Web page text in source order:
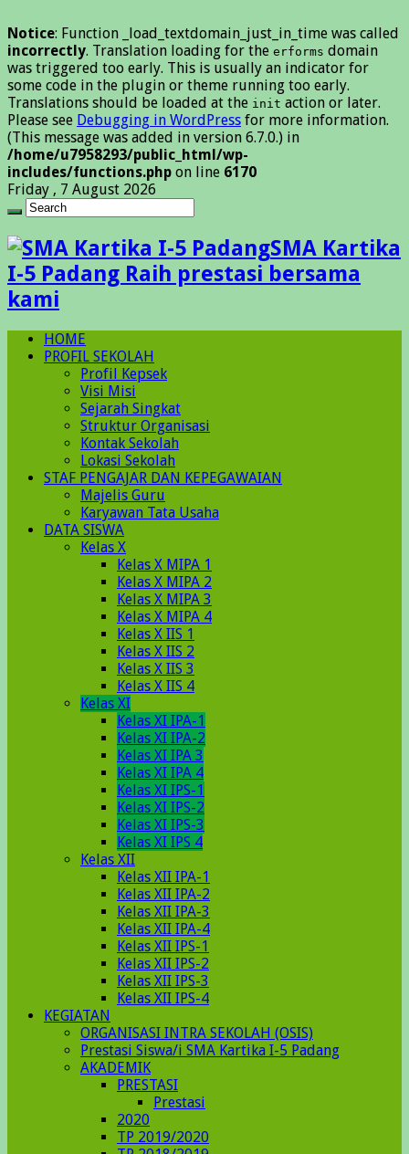
Notice: Function _load_textdomain_just_in_time was called
incorrectly. Translation loading for the erforms domain
was triggered too early. This is usually an indicator for
some code in the plugin or theme running too early.
Translations should be loaded at the init action or later.
Please see Debugging in WordPress for more information.
(This message was added in version 6.7.0.) in
/home/u7958293/public_html/wp-
includes/functions.php on line 6170
Friday , 7 August 2026
SMA Kartika
I-5 Padang Raih prestasi bersama
kami
HOME
PROFIL SEKOLAH
Profil Kepsek
Visi Misi
Sejarah Singkat
Struktur Organisasi
Kontak Sekolah
Lokasi Sekolah
STAF PENGAJAR DAN KEPEGAWAIAN
Majelis Guru
Karyawan Tata Usaha
DATA SISWA
Kelas X
Kelas X MIPA 1
Kelas X MIPA 2
Kelas X MIPA 3
Kelas X MIPA 4
Kelas X IIS 1
Kelas X IIS 2
Kelas X IIS 3
Kelas X IIS 4
Kelas XI
Kelas XI IPA-1
Kelas XI IPA-2
Kelas XI IPA 3
Kelas XI IPA 4
Kelas XI IPS-1
Kelas XI IPS-2
Kelas XI IPS-3
Kelas XI IPS 4
Kelas XII
Kelas XII IPA-1
Kelas XII IPA-2
Kelas XII IPA-3
Kelas XII IPA-4
Kelas XII IPS-1
Kelas XII IPS-2
Kelas XII IPS-3
Kelas XII IPS-4
KEGIATAN
ORGANISASI INTRA SEKOLAH (OSIS)
Prestasi Siswa/i SMA Kartika I-5 Padang
AKADEMIK
PRESTASI
Prestasi
2020
TP 2019/2020